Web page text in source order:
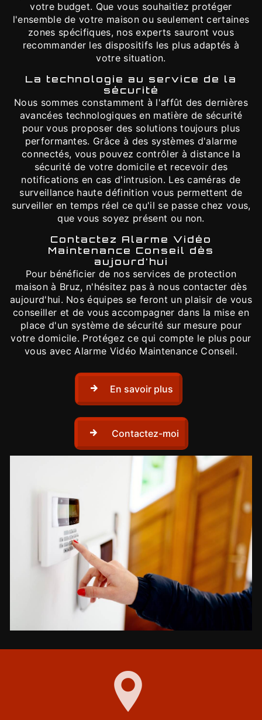
votre budget. Que vous souhaitiez protéger
l'ensemble de votre maison ou seulement certaines
zones spécifiques, nos experts sauront vous
recommander les dispositifs les plus adaptés à
votre situation.
La technologie au service de la
sécurité
Nous sommes constamment à l'affût des dernières
avancées technologiques en matière de sécurité
pour vous proposer des solutions toujours plus
performantes. Grâce à des systèmes d'alarme
connectés, vous pouvez contrôler à distance la
sécurité de votre domicile et recevoir des
notifications en cas d'intrusion. Les caméras de
surveillance haute définition vous permettent de
surveiller en temps réel ce qu'il se passe chez vous,
que vous soyez présent ou non.
Contactez Alarme Vidéo
Maintenance Conseil dès
aujourd'hui
Pour bénéficier de nos services de protection
maison à Bruz, n'hésitez pas à nous contacter dès
aujourd'hui. Nos équipes se feront un plaisir de vous
conseiller et de vous accompagner dans la mise en
place d'un système de sécurité sur mesure pour
votre domicile. Protégez ce qui compte le plus pour
vous avec Alarme Vidéo Maintenance Conseil.
En savoir plus
Contactez-moi